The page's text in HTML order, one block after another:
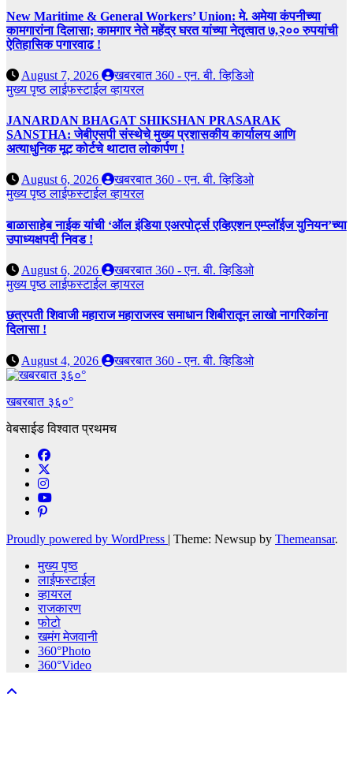
New Maritime & General Workers’ Union: मे. अमेया कंपनीच्या
कामगारांना दिलासा; कामगार नेते महेंद्र घरत यांच्या नेतृत्वात ७,२०० रुपयांची
ऐतिहासिक पगारवाढ !
August 7, 2026
खबरबात 360 - एन. बी. व्हिडिओ
मुख्य पृष्ठलाईफस्टाईलव्हायरल
JANARDAN BHAGAT SHIKSHAN PRASARAK
SANSTHA: जेबीएसपी संस्थेचे मुख्य प्रशासकीय कार्यालय आणि
अत्याधुनिक मूट कोर्टचे थाटात लोकार्पण !
August 6, 2026
खबरबात 360 - एन. बी. व्हिडिओ
मुख्य पृष्ठलाईफस्टाईलव्हायरल
बाळासाहेब नाईक यांची ‘ऑल इंडिया एअरपोर्ट्स एव्हिएशन एम्प्लॉईज युनियन’च्या
उपाध्यक्षपदी निवड !
August 6, 2026
खबरबात 360 - एन. बी. व्हिडिओ
मुख्य पृष्ठलाईफस्टाईलव्हायरल
छत्रपती शिवाजी महाराज महाराजस्व समाधान शिबीरातून लाखो नागरिकांना
दिलासा !
August 4, 2026 खबरबात 360 - एन. बी. व्हिडिओ
खबरबात ३६०°
वेबसाईड विश्वात प्रथमच
Proudly powered by WordPress | Theme: Newsup by Themeansar.
मुख्य पृष्ठ
लाईफस्टाईल
व्हायरल
राजकारण
फोटो
खमंग मेजवानी
360°Photo
360°Video